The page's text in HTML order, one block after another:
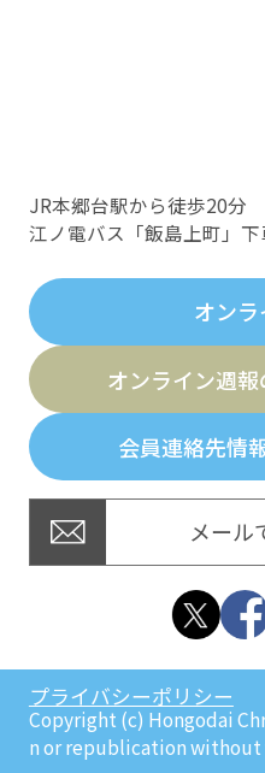
JR本郷台駅から徒歩20分
江ノ電バス「飯島上町」下
オン
オンライン週
会員連絡先情
メール
プライバシーポリシー
Copyright (c) Hongodai
n or republication